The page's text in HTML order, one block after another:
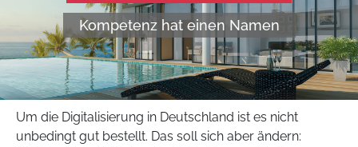
Kompetenz hat einen Namen
Um die Digitalisierung in Deutschland ist es nicht
unbedingt gut bestellt. Das soll sich aber ändern: